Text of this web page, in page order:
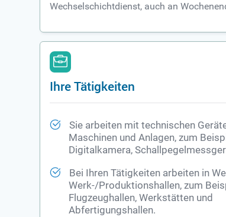
Wechselschichtdienst, auch an
Ihre Tätigkeiten
Sie arbeiten mit technischen
Maschinen und Anlagen, zum
Digitalkamera,
Bei Ihren Tätigkeiten arbeiten in
Werk-/Produktionshallen, zum
Flugzeughallen, Werkstätten und
Abfertigungshallen.